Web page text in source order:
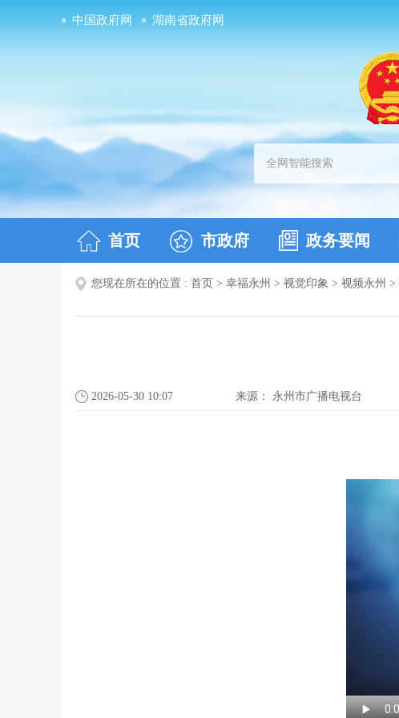
中国政府网 湖南省政府网
首页 市政府 政务要闻
您现在所在的位置 : 首页 > 幸福永州 > 视觉印象 > 视频永州 >
2026-05-30 10:07 来源： 永州市广播电视台